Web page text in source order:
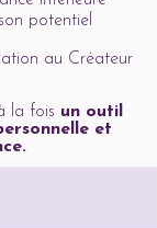
potentiel
au Créateur
la fois un outil
et